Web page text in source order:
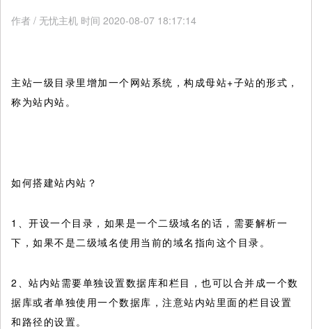
作者 / 无忧主机 时间 2020-08-07 18:17:14
主站一级目录里增加一个网站系统，构成母站+子站的形式，
称为站内站。
如何搭建站内站？
1、开设一个目录，如果是一个二级域名的话，需要解析一
下，如果不是二级域名使用当前的域名指向这个目录。
2、站内站需要单独设置数据库和栏目，也可以合并成一个数
据库或者单独使用一个数据库，注意站内站里面的栏目设置
和路径的设置。